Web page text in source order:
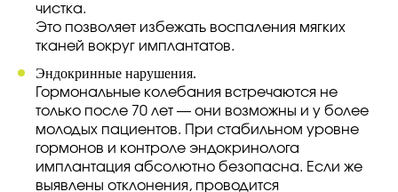
чистка.
Это позволяет избежать воспаления мягких
тканей вокруг имплантатов.
Эндокринные нарушения.
Гормональные колебания встречаются не
только после 70 лет — они возможны и у более
молодых пациентов. При стабильном уровне
гормонов и контроле эндокринолога
имплантация абсолютно безопасна. Если же
выявлены отклонения, проводится